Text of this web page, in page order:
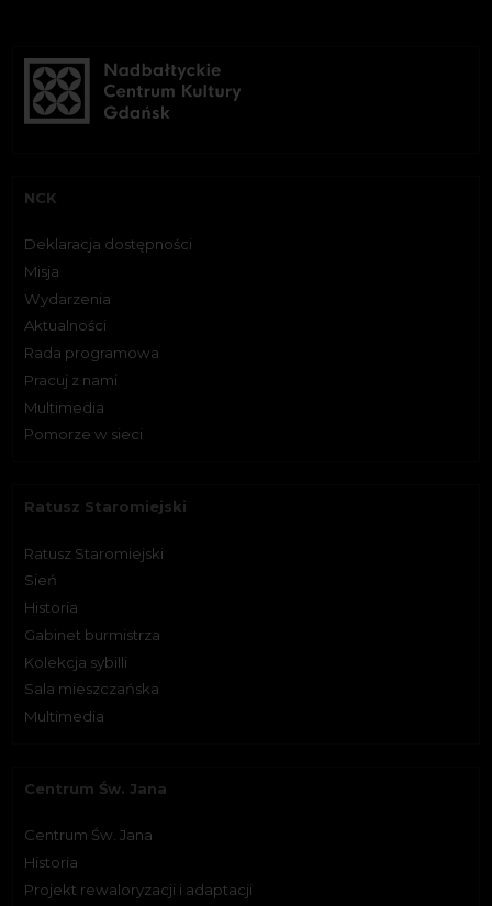
NCK
Deklaracja dostępności
Misja
Wydarzenia
Aktualności
Rada programowa
Pracuj z nami
Multimedia
Pomorze w sieci
Ratusz Staromiejski
Ratusz Staromiejski
Sień
Historia
Gabinet burmistrza
Kolekcja sybilli
Sala mieszczańska
Multimedia
Centrum Św. Jana
Centrum Św. Jana
Historia
Projekt rewaloryzacji i adaptacji